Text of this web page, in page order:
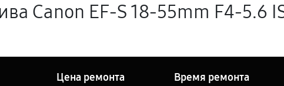
Canon EF-S 18-55mm F4-5.6
Цена ремонта Время ремонта